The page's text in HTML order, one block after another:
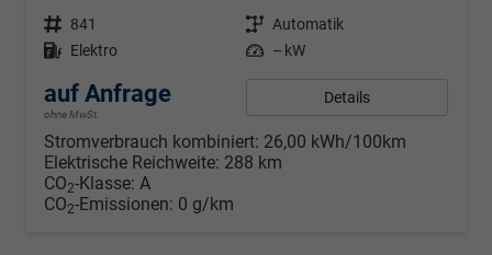
Fahrzeugnr. 841 Getriebe Automatik
Kraftstoff Elektro Leistung – kW
auf Anfrage
ohne MwSt.
Details
Stromverbrauch kombiniert: 26,00 kWh/100km
Elektrische Reichweite: 288 km
CO2-Klasse: A
CO2-Emissionen: 0 g/km